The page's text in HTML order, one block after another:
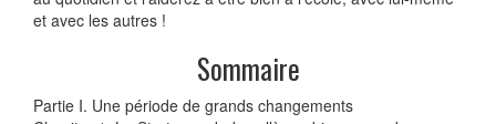
et avec les autres !
Sommaire
Partie I. Une période de grands changements